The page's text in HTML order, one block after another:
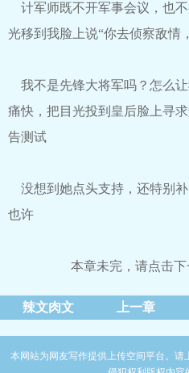
计军师既不开军事会议，也
光移到我脸上说“你去侦察敌情
我不是先锋大将军吗？怎么
痛快，把目光投到皇后脸上寻
告测试
没想到她点头支持，还特别补
也许
本章未完，请点击下
辣文肉文 上一章
本网站为网友写作提供上传空间平台。